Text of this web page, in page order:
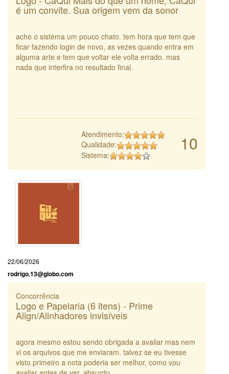
é um convite. Sua origem vem da sonor
acho o sistema um pouco chato. tem hora que tem que
ficar fazendo login de novo, as vezes quando entra em
alguma arte e tem que voltar ele volta errado. mas
nada que interfira no resultado final.
10
Atendimento:
Qualidade:
Sistema:
22/06/2026
rodrigo.13@globo.com
Concorrência
Logo e Papelaria (6 itens) - Prime
Align/Alinhadores invisíveis
agora mesmo estou sendo obrigada a avaliar mas nem
vi os arquivos que me enviaram. talvez se eu tivesse
visto primeiro a nota poderia ser melhor, como vou